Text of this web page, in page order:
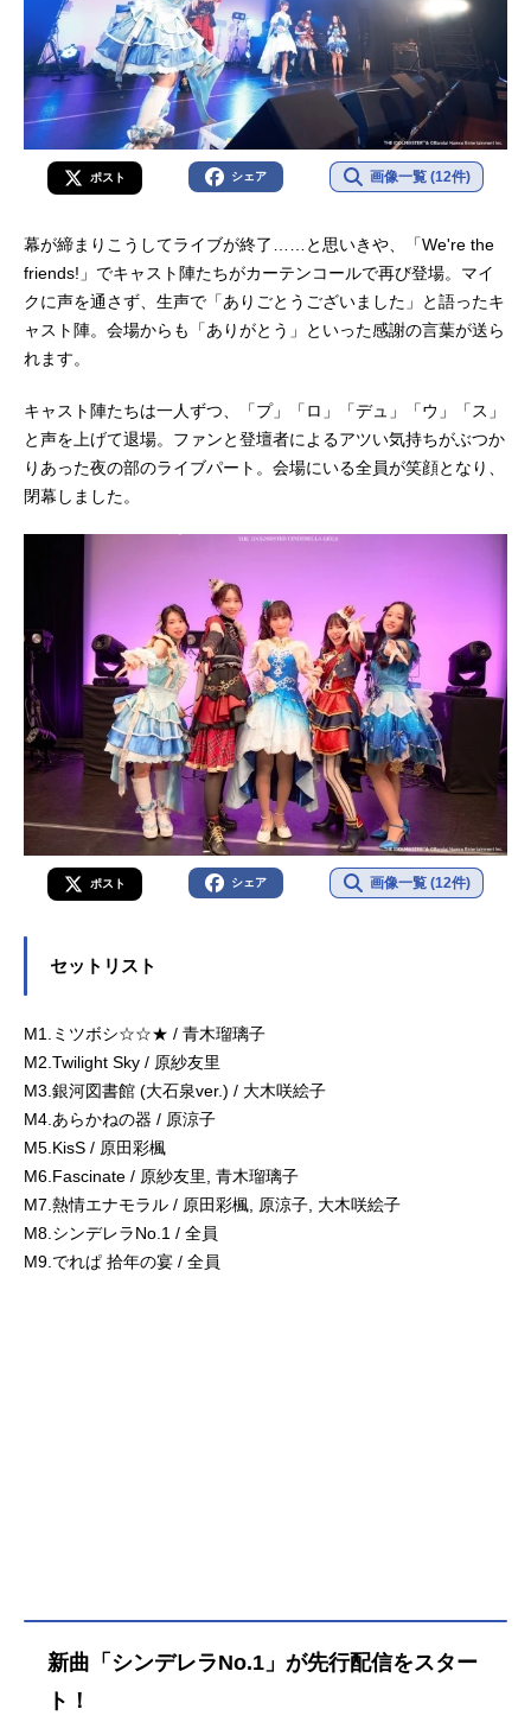
ポスト シェア 画像一覧 (12件)
幕が締まりこうしてライブが終了……と思いきや、「We're the
friends!」でキャスト陣たちがカーテンコールで再び登場。マイ
クに声を通さず、生声で「ありごとうございました」と語ったキ
ャスト陣。会場からも「ありがとう」といった感謝の言葉が送ら
れます。
キャスト陣たちは一人ずつ、「プ」「ロ」「デュ」「ウ」「ス」
と声を上げて退場。ファンと登壇者によるアツい気持ちがぶつか
りあった夜の部のライブパート。会場にいる全員が笑顔となり、
閉幕しました。
ポスト シェア 画像一覧 (12件)
セットリスト
M1.ミツボシ☆☆★ / 青木瑠璃子
M2.Twilight Sky / 原紗友里
M3.銀河図書館 (大石泉ver.) / 大木咲絵子
M4.あらかねの器 / 原涼子
M5.KisS / 原田彩楓
M6.Fascinate / 原紗友里, 青木瑠璃子
M7.熱情エナモラル / 原田彩楓, 原涼子, 大木咲絵子
M8.シンデレラNo.1 / 全員
M9.でれぱ 拾年の宴 / 全員
新曲「シンデレラNo.1」が先行配信をスター
ト！